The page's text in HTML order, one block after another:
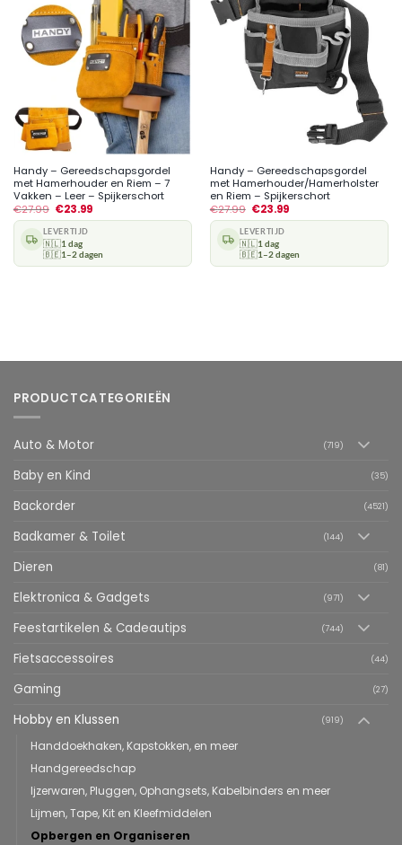
Handy – Gereedschapsgordel
met Hamerhouder en Riem – 7
Vakken – Leer – Spijkerschort
€27.99 €23.99
LEVERTIJD
🇳🇱1 dag
🇧🇪1–2 dagen
Handy – Gereedschapsgordel
met Hamerhouder/Hamerholster
en Riem – Spijkerschort
€27.99 €23.99
LEVERTIJD
🇳🇱1 dag
🇧🇪1–2 dagen
PRODUCTCATEGORIEËN
Auto & Motor (719)
Baby en Kind (35)
Backorder (4521)
Badkamer & Toilet (144)
Dieren (81)
Elektronica & Gadgets (971)
Feestartikelen & Cadeautips (744)
Fietsaccessoires (44)
Gaming (27)
Hobby en Klussen (919)
Handdoekhaken, Kapstokken, en meer
Handgereedschap
Ijzerwaren, Pluggen, Ophangsets, Kabelbinders en meer
Lijmen, Tape, Kit en Kleefmiddelen
Opbergen en Organiseren